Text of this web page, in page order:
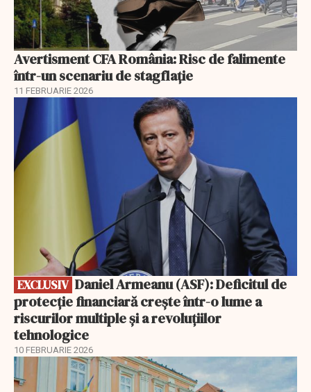
Avertisment CFA România: Risc de falimente
într-un scenariu de stagflație
11 FEBRUARIE 2026
EXCLUSIV
EXCLUSIV
protecție financiară crește într-o lume a
riscurilor multiple și a revoluțiilor
tehnologice
10 FEBRUARIE 2026